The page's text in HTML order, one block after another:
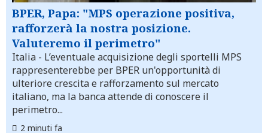
BPER, Papa: "MPS operazione positiva,
rafforzerà la nostra posizione.
Valuteremo il perimetro"
Italia - L’eventuale acquisizione degli sportelli MPS
rappresenterebbe per BPER un'opportunità di
ulteriore crescita e rafforzamento sul mercato
italiano, ma la banca attende di conoscere il
perimetro...
2 minuti fa